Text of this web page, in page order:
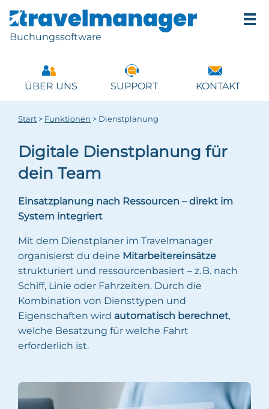
Buchungssoftware
ÜBER UNS SUPPORT KONTAKT
Start > Funktionen > Dienstplanung
Digitale Dienstplanung für
dein Team
Einsatzplanung nach Ressourcen – direkt im
System integriert
Mit dem Dienstplaner im Travelmanager
organisierst du deine Mitarbeitereinsätze
strukturiert und ressourcenbasiert – z. B. nach
Schiff, Linie oder Fahrzeiten. Durch die
Kombination von Diensttypen und
Eigenschaften wird automatisch berechnet,
welche Besatzung für welche Fahrt
erforderlich ist.